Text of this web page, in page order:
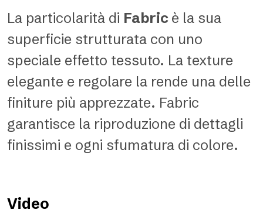
La particolarità di Fabric è la sua
superficie strutturata con uno
speciale effetto tessuto. La texture
elegante e regolare la rende una delle
finiture più apprezzate. Fabric
garantisce la riproduzione di dettagli
finissimi e ogni sfumatura di colore.
Video